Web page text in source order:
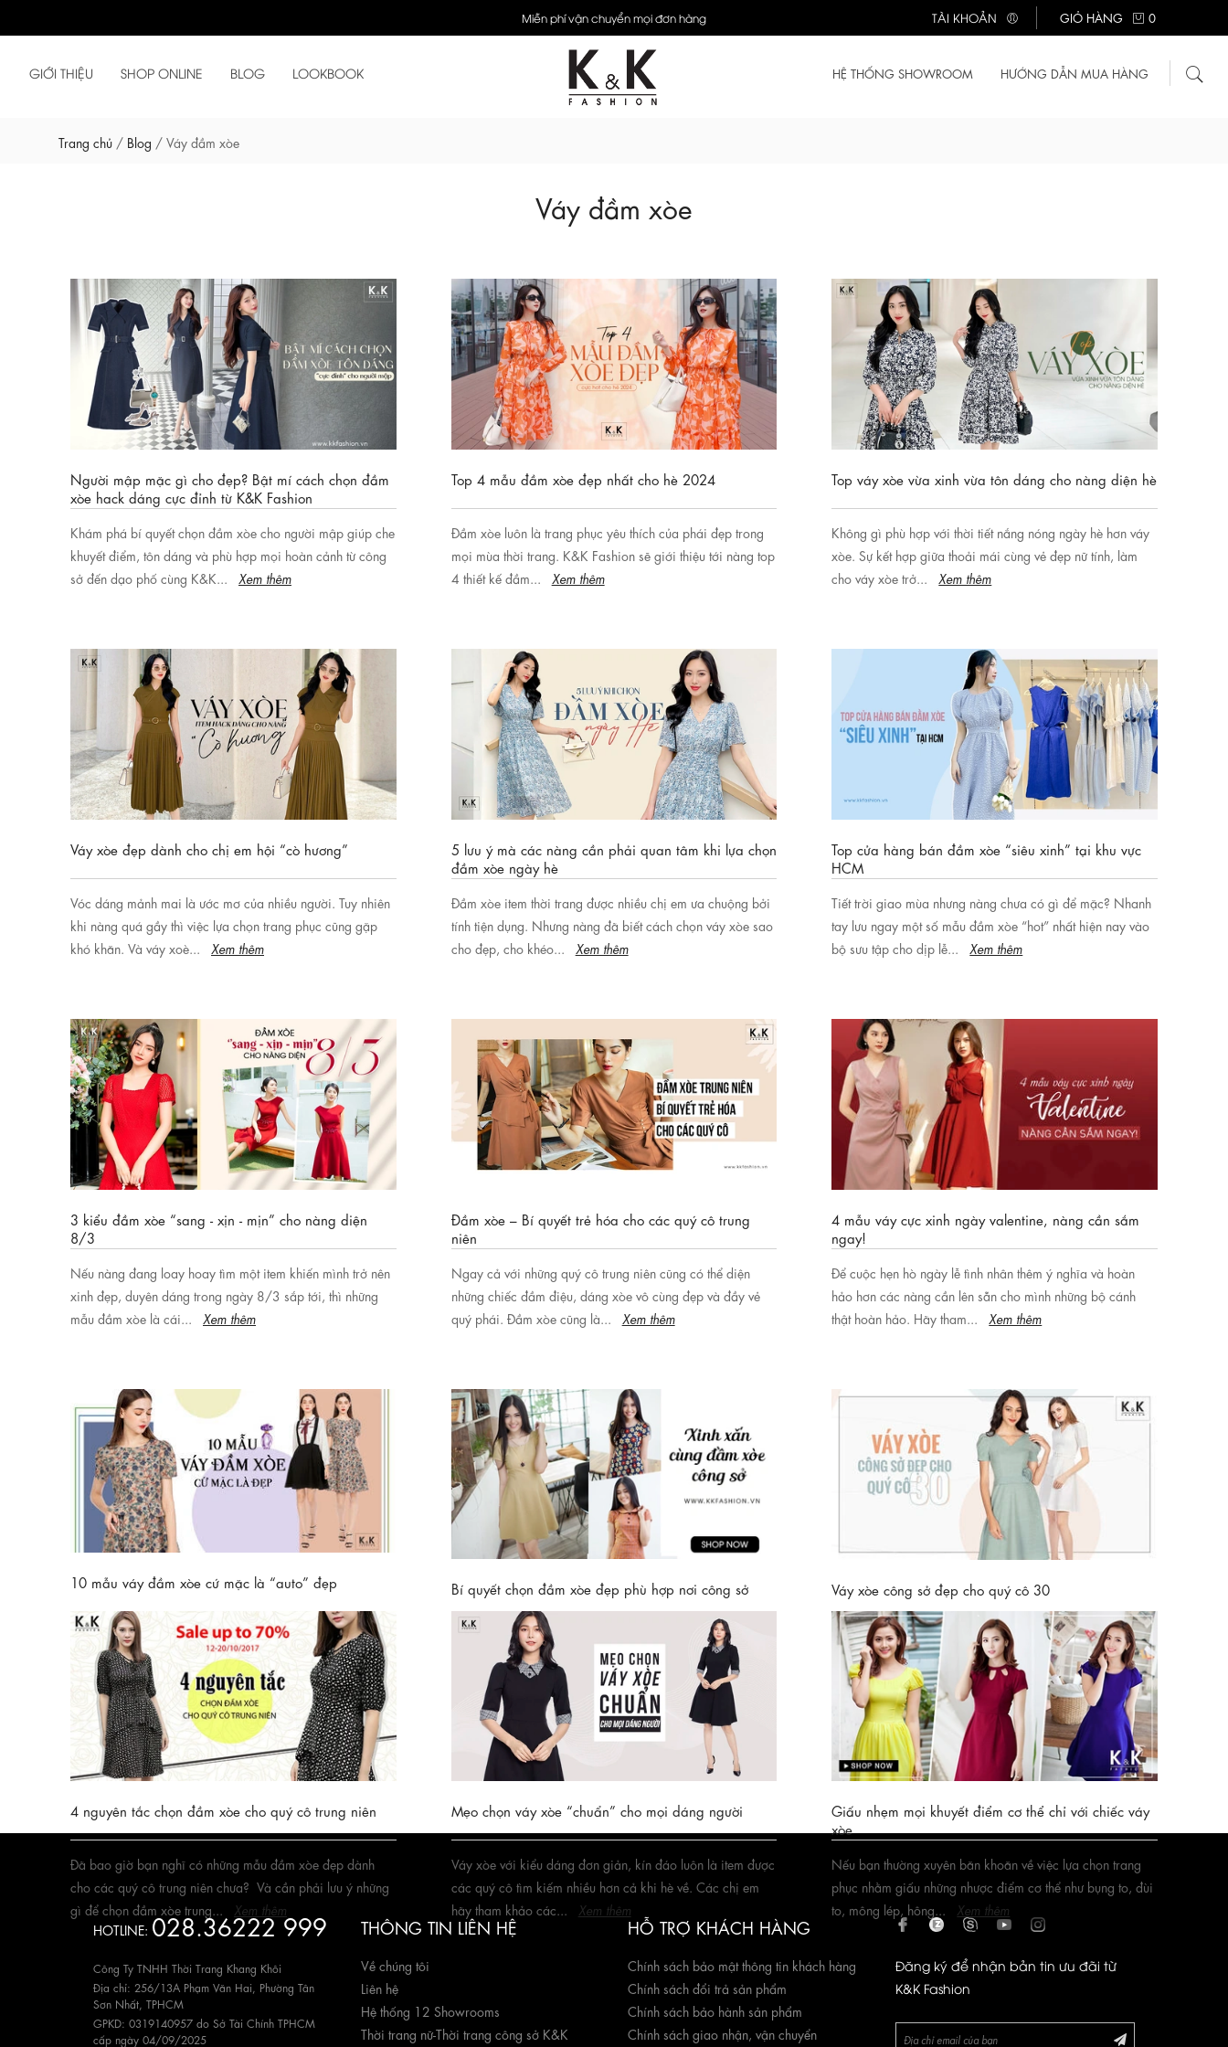
Miễn phí vận chuyển mọi đơn hàng TÀI KHOẢN GIỎ HÀNG 0
GIỚI THIỆU SHOP ONLINE BLOG LOOKBOOK HỆ THỐNG SHOWROOM HƯỚNG DẪN MUA HÀNG
Trang chủ / Blog / Váy đầm xòe
Váy đầm xòe
Người mập mặc gì cho đẹp? Bật mí cách chọn đầm
xòe hack dáng cực đỉnh từ K&K Fashion
Khám phá bí quyết chọn đầm xòe cho người mập giúp che
khuyết điểm, tôn dáng và phù hợp mọi hoàn cảnh từ công
sở đến dạo phố cùng K&K...
Xem thêm
Top 4 mẫu đầm xòe đẹp nhất cho hè 2024
Đầm xòe luôn là trang phục yêu thích của phái đẹp trong
mọi mùa thời trang. K&K Fashion sẽ giới thiệu tới nàng top
4 thiết kế đầm...
Xem thêm
Top váy xòe vừa xinh vừa tôn dáng cho nàng diện hè
Không gì phù hợp với thời tiết nắng nóng ngày hè hơn váy
xòe. Sự kết hợp giữa thoải mái cùng vẻ đẹp nữ tính, làm
cho váy xòe trở...
Xem thêm
Váy xòe đẹp dành cho chị em hội “cò hương”
Vóc dáng mảnh mai là ước mơ của nhiều người. Tuy nhiên
khi nàng quá gầy thì việc lựa chọn trang phục cũng gặp
khó khăn. Và váy xoè...
Xem thêm
5 lưu ý mà các nàng cần phải quan tâm khi lựa chọn
đầm xòe ngày hè
Đầm xòe item thời trang được nhiều chị em ưa chuộng bởi
tính tiện dụng. Nhưng nàng đã biết cách chọn váy xòe sao
cho đẹp, cho khéo...
Xem thêm
Top cửa hàng bán đầm xòe “siêu xinh” tại khu vực
HCM
Tiết trời giao mùa nhưng nàng chưa có gì để mặc? Nhanh
tay lưu ngay một số mẫu đầm xòe “hot” nhất hiện nay vào
bộ sưu tập cho dịp lễ...
Xem thêm
3 kiểu đầm xòe “sang - xịn - mịn” cho nàng diện
8/3
Nếu nàng đang loay hoay tìm một item khiến mình trở nên
xinh đẹp, duyên dáng trong ngày 8/3 sắp tới, thì những
mẫu đầm xòe là cái...
Xem thêm
Đầm xòe – Bí quyết trẻ hóa cho các quý cô trung
niên
Ngay cả với những quý cô trung niên cũng có thể diện
những chiếc đầm điệu, dáng xòe vô cùng đẹp và đầy vẻ
quý phái. Đầm xòe cũng là...
Xem thêm
4 mẫu váy cực xinh ngày valentine, nàng cần sắm
ngay!
Để cuộc hẹn hò ngày lễ tình nhân thêm ý nghĩa và hoàn
hảo hơn các nàng cần lên sẵn cho mình những bộ cánh
thật hoàn hảo. Hãy tham...
Xem thêm
10 mẫu váy đầm xòe cứ mặc là “auto” đẹp
Nếu vẫn còn chưa biết chọn cho mình những mẫu váy đầm
xòe nào để diện vào khoản thời gian cuối năm đầy tiệc
tùng thế này thì hãy... Xem thêm
Bí quyết chọn đầm xòe đẹp phù hợp nơi công sở
Bạn rất thích mặc đầm đặc biệt là đầm xòe nhưng lại sợ
làm mất đi tính nghiêm túc của môi trường công sở. Vậy,
làm thế nào để chọn...
Xem thêm
Váy xòe công sở đẹp cho quý cô 30
Nếu bạn là một cô nàng 30 đang tìm kiếm cho mình
những chiếc váy đầm xòe đẹp, phù hợp thì hãy tham khảo
những gợi ý sau của K&K...
Xem thêm
4 nguyên tắc chọn đầm xòe cho quý cô trung niên
Đã bao giờ bạn nghĩ có những mẫu đầm xòe đẹp dành
cho các quý cô trung niên chưa? Và cần phải lưu ý những
gì để chọn đầm xòe trung...
Xem thêm
Mẹo chọn váy xòe “chuẩn” cho mọi dáng người
Váy xòe với kiểu dáng đơn giản, kín đáo luôn là item được
các quý cô tìm kiếm nhiều hơn cả khi hè về. Các chị em
hãy tham khảo các...
Xem thêm
Giấu nhẹm mọi khuyết điểm cơ thể chỉ với chiếc váy
xòe
Nếu bạn thường xuyên băn khoăn về việc lựa chọn trang
phục nhằm giấu những nhược điểm cơ thể như bụng to, đùi
to, mông lép, hông...
Xem thêm
HOTLINE: 028.36222 999
Công Ty TNHH Thời Trang Khang Khôi
Địa chỉ: 256/13A Phạm Văn Hai, Phường Tân
Sơn Nhất, TPHCM
GPKD: 0319140957 do Sở Tài Chính TPHCM
cấp ngày 04/09/2025
THÔNG TIN LIÊN HỆ
Về chúng tôi
Liên hệ
Hệ thống 12 Showrooms
Thời trang nữ-Thời trang công sở K&K
HỖ TRỢ KHÁCH HÀNG
Chính sách bảo mật thông tin khách hàng
Chính sách đổi trả sản phẩm
Chính sách bảo hành sản phẩm
Chính sách giao nhận, vận chuyển
Đăng ký để nhận bản tin ưu đãi từ
K&K Fashion